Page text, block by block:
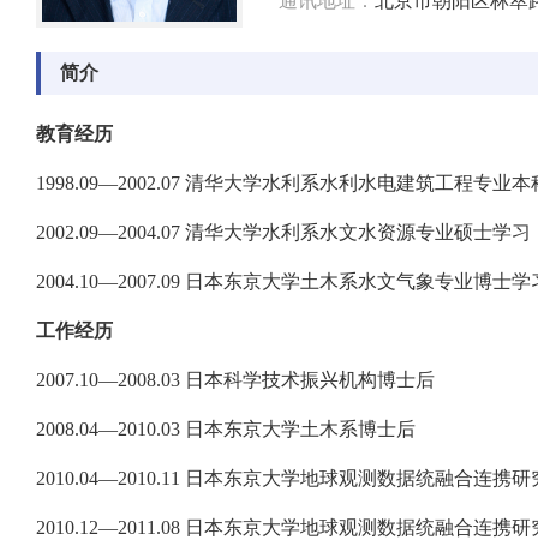
简介
教育经历
1998.09—2002.07 清华大学水利系水利水电建筑工程专业本
2002.09—2004.07 清华大学水利系水文水资源专业硕士学习
2004.10—2007.09 日本东京大学土木系水文气象专业博士学
工作经历
2007.10—2008.03 日本科学技术振兴机构博士后
2008.04—2010.03 日本东京大学土木系博士后
2010.04—2010.11 日本东京大学地球观测数据统融合连携研
2010.12—2011.08 日本东京大学地球观测数据统融合连携研